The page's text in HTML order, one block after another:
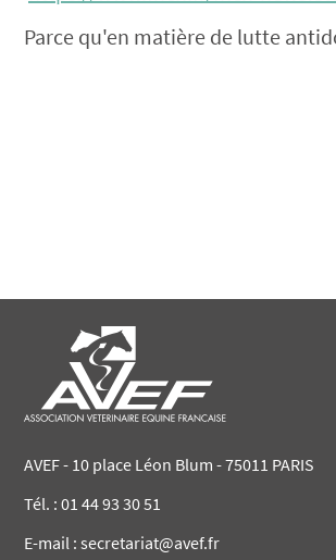
Parce qu'en matière de lutte
AVEF - 10 place Léon Blum - 75011 PARIS
Tél. : 01 44 93 30 51
E-mail : secretariat@avef.fr